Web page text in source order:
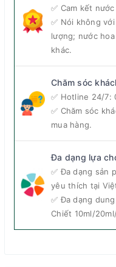
Tuy vừa ra mắt mới
Blush Limited Edition
của nhiều phụ nữ
✅ Cam kết
✅ Nói không
lượng; nước
khác.
Chăm sóc
✅ Hotline 24/7:
✅ Chăm sóc
mua hàng.
Đa dạng lựa
✅ Đa dạng sản
yêu thích tại
✅ Đa dạng
Chiết 10ml/